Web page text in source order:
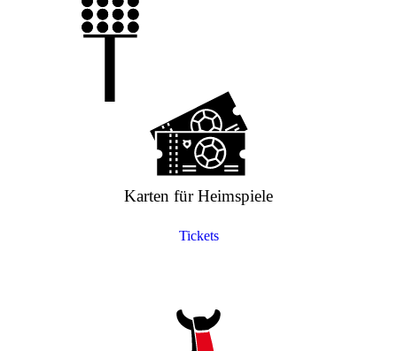
Karten für Heimspiele
Tickets